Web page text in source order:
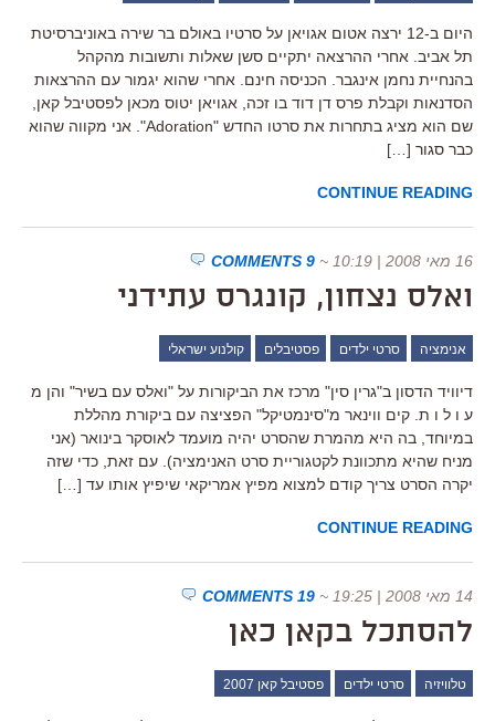
היום ב-12 ירצה אטום אגויאן על סרטיו באולם בר שירה באוניברסיטת
תל אביב. אחרי ההרצאה יתקיים סשן שאלות ותשובות מהקהל
בהנחיית נחמן אינגבר. הכניסה חינם. אחרי שהוא יגמור עם ההרצאות
הסדנאות וקבלת פרס דן דוד בו זכה, אגויאן יטוס מכאן לפסטיבל קאן,
שם הוא מציג בתחרות את סרטו החדש "Adoration". אני מקווה שהוא
כבר סגור […]
CONTINUE READING
16 מאי 2008 | 10:19 ~
9 COMMENTS
ואלס נצחון, קונגרס עתידני
אנימציה סרטי ילדים פסטיבלים קולנוע ישראלי
דיוויד הדסון ב"גרין סין" מרכז את הביקורות על "ואלס עם בשיר" והן מ
ע ו ל ו ת. קים ווינאר מ"סינמטיקל" הפציצה עם ביקורת מהללת
במיוחד, בה היא מהמרת שהסרט יהיה מועמד לאוסקר בינואר (אני
מניח שהיא מתכוונת לקטגוריית סרט האנימציה). עם זאת, כדי שזה
יקרה הסרט צריך קודם למצוא מפיץ אמריקאי שיפיץ אותו עד […]
CONTINUE READING
14 מאי 2008 | 19:25 ~
19 COMMENTS
להסתכל בקאן כאן
טלוויזיה סרטי ילדים פסטיבל קאן 2007